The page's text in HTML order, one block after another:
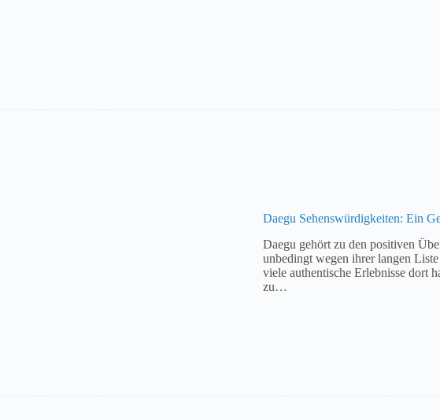
Daegu Sehenswürdigkeiten: Ein
Daegu gehört zu den positiven
unbedingt wegen ihrer langen
viele authentische Erlebnisse dort
zu…